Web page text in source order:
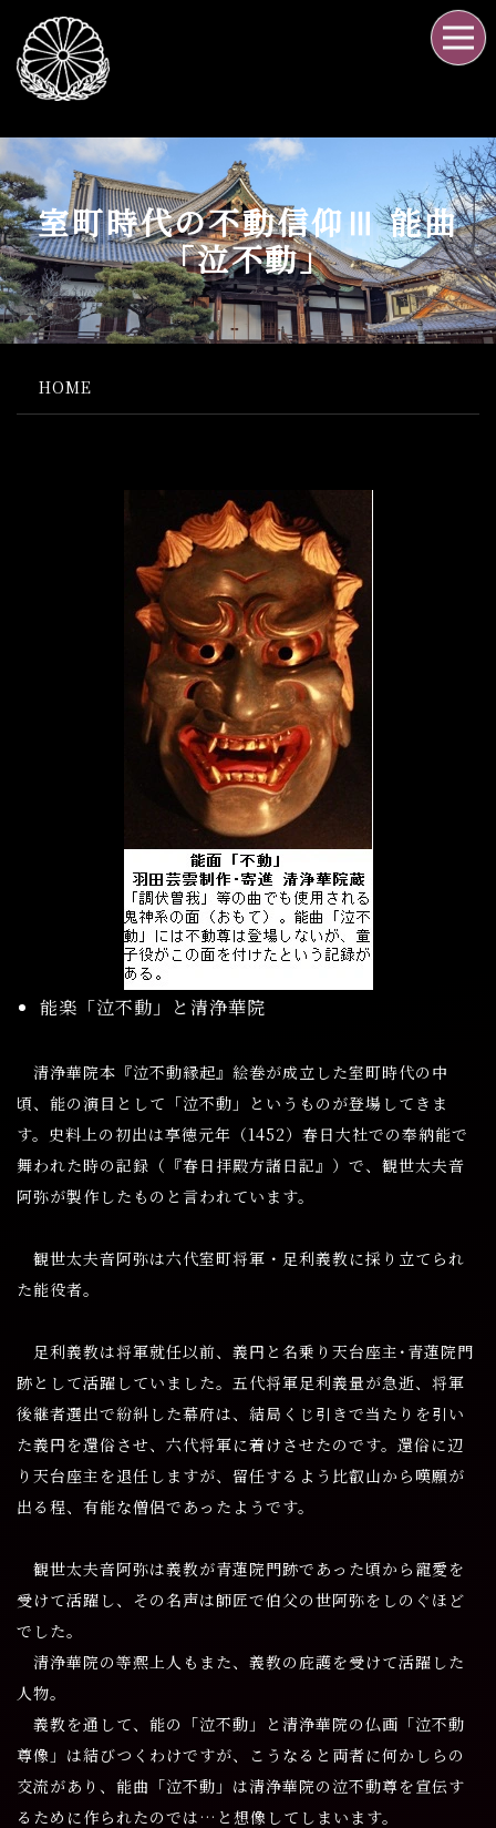
室町時代の不動信仰Ⅲ 能曲
「泣不動」
HOME
能楽「泣不動」と清浄華院
清浄華院本『泣不動縁起』絵巻が成立した室町時代の中
頃、能の演目として「泣不動」というものが登場してきま
す。史料上の初出は享徳元年（1452）春日大社での奉納能で
舞われた時の記録（『春日拝殿方諸日記』）で、観世太夫音
阿弥が製作したものと言われています。
観世太夫音阿弥は六代室町将軍・足利義教に採り立てられ
た能役者。
足利義教は将軍就任以前、義円と名乗り天台座主･青蓮院門
跡として活躍していました。五代将軍足利義量が急逝、将軍
後継者選出で紛糾した幕府は、結局くじ引きで当たりを引い
た義円を還俗させ、六代将軍に着けさせたのです。還俗に辺
り天台座主を退任しますが、留任するよう比叡山から嘆願が
出る程、有能な僧侶であったようです。
観世太夫音阿弥は義教が青蓮院門跡であった頃から寵愛を
受けて活躍し、その名声は師匠で伯父の世阿弥をしのぐほど
でした。
清浄華院の等凞上人もまた、義教の庇護を受けて活躍した
人物。
義教を通して、能の「泣不動」と清浄華院の仏画「泣不動
尊像」は結びつくわけですが、こうなると両者に何かしらの
交流があり、能曲「泣不動」は清浄華院の泣不動尊を宣伝す
るために作られたのでは…と想像してしまいます。